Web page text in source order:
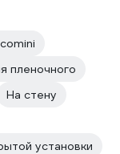
пленочного
На стену
установки